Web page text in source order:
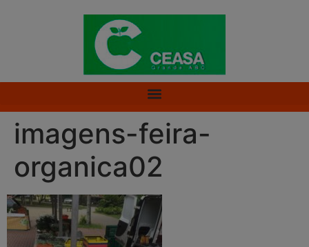
imagens-feira-
organica02